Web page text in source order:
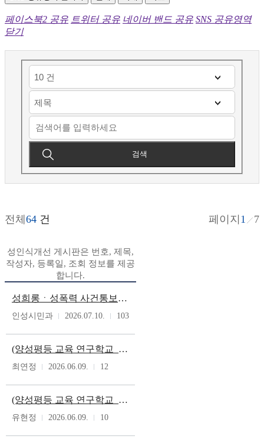
페이스북2 공유 트위터 공유 네이버 밴드 공유 SNS 공유영역
닫기
검색
전체 64 건 페이지 1 7
성인식개선 게시판은 번호, 제목,
작성자, 등록일, 조회 정보를 제공
합니다.
성희롱ㆍ성폭력 사건통보 및 재발방지대책 서식 변경 안내
인성시민과 2026.07.10. 103
(양성평등 교육 연구학교_단재초) 초등학교 학년별 양성평등 교육 15차시 수업 자료(2026학년도)
최연정 2026.06.09. 12
(양성평등 교육 연구학교_새터초) 초등학교 학년별 양성평등 교육 15차시 수업 자료(2026학년도)
유현정 2026.06.09. 10